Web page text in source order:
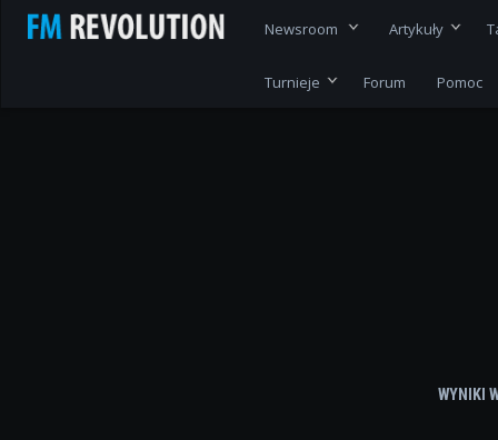
Newsroom Artykuły
Turnieje Forum Pomoc
WYNIKI